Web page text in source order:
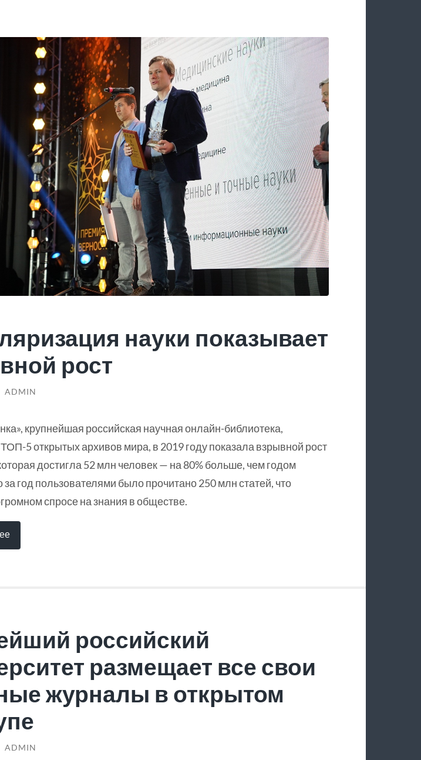
науки показывает
рост
ADMIN
крупнейшая российская научная онлайн-библиотека,
5 открытых архивов мира, в 2019 году показала взрывной рост
достигла 52 млн человек — на 80% больше, чем годом
за год пользователями было прочитано 250 млн статей, что
спросе на знания в обществе.
российский
размещает все свои
журналы в открытом
ADMIN